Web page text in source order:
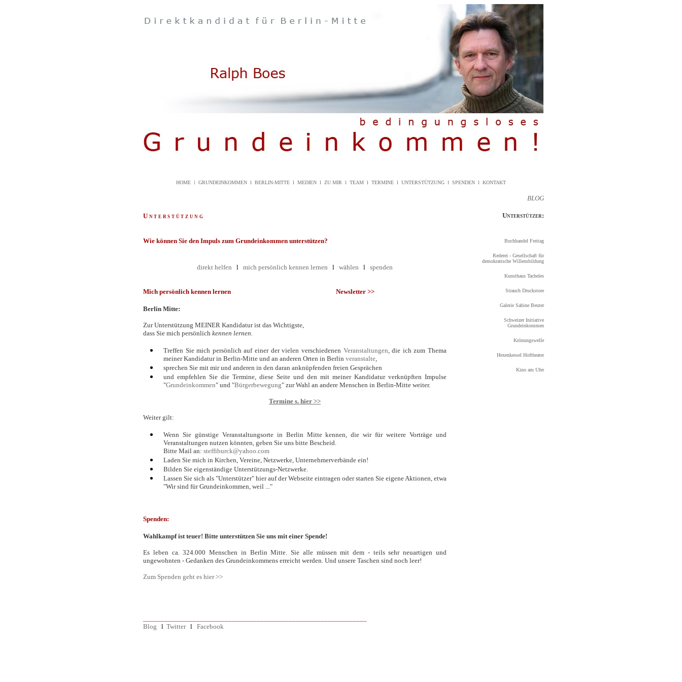
HOME l GRUNDEINKOMMEN l BERLIN-MITTE l MEDIEN l ZU MIR l TEAM l TERMINE l UNTERSTÜTZUNG l SPENDEN l KONTAKT
BLOG
Unterstützung Unterstützer:
Buchhandel Freitag
Rederei - Gesellschaft für
demokratische Willensbildung
Kunsthaus Tacheles
Strauch Druckstore
Galerie Sabine Beuter
Schweizer Initiative
Grundeinkommen
Krönungswelle
Hexenkessel Hoftheater
Kino am Ufer
Wie können Sie den Impuls zum Grundeinkommen unterstützen?
direkt helfen l mich persönlich kennen lernen l wählen l spenden
Mich persönlich kennen lernen Newsletter >>
Berlin Mitte:
Zur Unterstützung MEINER Kandidatur ist das Wichtigste,
dass Sie mich persönlich kennen lernen.
Treffen Sie mich persönlich auf einer der vielen verschiedenen Veranstaltungen, die ich zum Thema
meiner Kandidatur in Berlin-Mitte und an anderen Orten in Berlin veranstalte,
sprechen Sie mit mir und anderen in den daran anknüpfenden freien Gesprächen
und empfehlen Sie die Termine, diese Seite und den mit meiner Kandidatur verknüpften Impulse
"Grundeinkommen" und "Bürgerbewegung" zur Wahl an andere Menschen in Berlin-Mitte weiter.
Termine s. hier >>
Weiter gilt:
Wenn Sie günstige Veranstaltungsorte in Berlin Mitte kennen, die wir für weitere Vorträge und
Veranstaltungen nutzen könnten, geben Sie uns bitte Bescheid.
Bitte Mail an: steffiburck@yahoo.com
Laden Sie mich in Kirchen, Vereine, Netzwerke, Unternehmerverbände ein!
Bilden Sie eigenständige Unterstützungs-Netzwerke.
Lassen Sie sich als "Unterstützer" hier auf der Webseite eintragen oder starten Sie eigene Aktionen, etwa
"Wir sind für Grundeinkommen, weil ..."
Spenden:
Wahlkampf ist teuer! Bitte unterstützen Sie uns mit einer Spende!
Es leben ca. 324.000 Menschen in Berlin Mitte. Sie alle müssen mit dem - teils sehr neuartigen und
ungewohnten - Gedanken des Grundeinkommens erreicht werden. Und unsere Taschen sind noch leer!
Zum Spenden geht es hier >>
Blog
l Twitterl Facebook